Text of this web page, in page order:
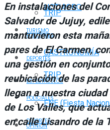
TRIP
POLICIALES
DEPORTES
ESPECTÁCULOS
FNE (Fiesta
OPINIÓN
NOTIAGRO
TURISMO
GASTRONOMÍA
TRIP
POLICIALES
DEPORTES
En instalaciones del
Salvador de Jujuy,
mantuvieron esta
pares de El Carmen,
una gestión en
reubicación de las
llegan a nuestra
de Los Valles, que
en calle Lisandro de la